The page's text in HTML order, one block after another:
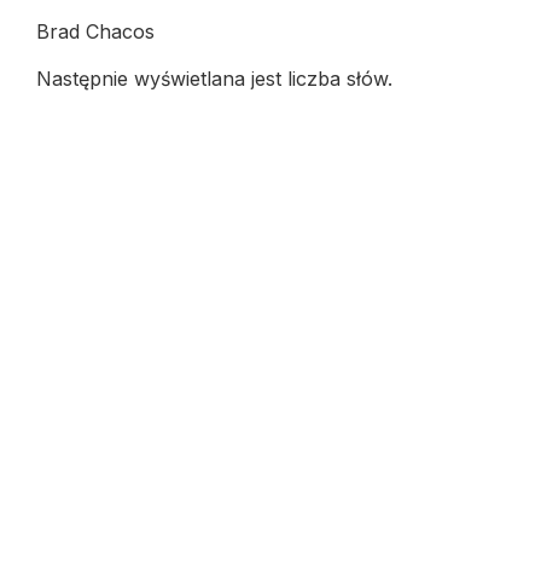
Brad Chacos
Następnie wyświetlana jest liczba słów.